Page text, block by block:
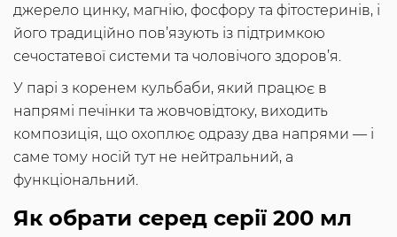
джерело цинку, магнію, фосфору та фітостеринів, і
його традиційно пов’язують із підтримкою
сечостатевої системи та чоловічого здоров’я.
У парі з коренем кульбаби, який працює в
напрямі печінки та жовчовідтоку, виходить
композиція, що охоплює одразу два напрями — і
саме тому носій тут не нейтральний, а
функціональний.
Як обрати серед серії 200 мл